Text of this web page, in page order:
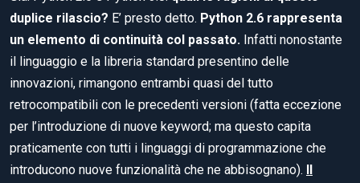
duplice rilascio? E’ presto detto. Python 2.6 rappresenta
un elemento di continuità col passato. Infatti nonostante
il linguaggio e la libreria standard presentino delle
innovazioni, rimangono entrambi quasi del tutto
retrocompatibili con le precedenti versioni (fatta eccezione
per l’introduzione di nuove keyword; ma questo capita
praticamente con tutti i linguaggi di programmazione che
introducono nuove funzionalità che ne abbisognano). Il